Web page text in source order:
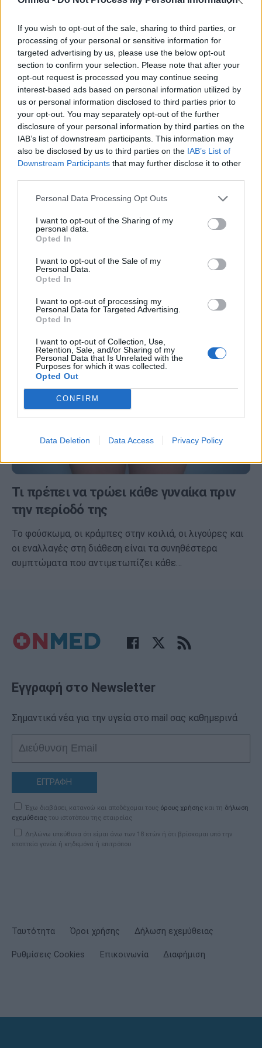
If you wish to opt-out of the sale, sharing to third parties, or
processing of your personal or sensitive information for
targeted advertising by us, please use the below opt-out
section to confirm your selection. Please note that after your
opt-out request is processed you may continue seeing
interest-based ads based on personal information utilized by
us or personal information disclosed to third parties prior to
your opt-out. You may separately opt-out of the further
disclosure of your personal information by third parties on the
IAB’s list of downstream participants. This information may
also be disclosed by us to third parties on the IAB’s List of
Downstream Participants that may further disclose it to other
Personal Data Processing Opt Outs
I want to opt-out of the Sharing of my
personal data.
Opted In
I want to opt-out of the Sale of my
Personal Data.
Opted In
I want to opt-out of processing my
Personal Data for Targeted Advertising.
Opted In
I want to opt-out of Collection, Use,
Retention, Sale, and/or Sharing of my
Personal Data that Is Unrelated with the
Purposes for which it was collected.
Opted Out
CONFIRM
Data Deletion Data Access Privacy Policy
Οι διατροφικές ανάγκες μιας γυναίκας καθορίζονται σε
σημαντικό βαθμό από το στάδιο του κύκλου στο οποίο
βρίσκεται, αφού σε κάθε…
Η νευρικότητα, οι λιγούρες, ο πονοκέφαλος και τα
της περιόδου. Αρκετές γυναίκες αντιμετωπίζουν τα…
Τι πρέπει να τρώει κάθε γυναίκα πριν
την περίοδό της
Το φούσκωμα, οι κράμπες στην κοιλιά, οι λιγούρες και
οι εναλλαγές στη διάθεση είναι τα συνηθέστερα
συμπτώματα που αντιμετωπίζει κάθε…
Εγγραφή στο Newsletter
Σημαντικά νέα για την υγεία στο mail σας καθημερινά
ΕΓΓΡΑΦΗ
Έχω διαβάσει, κατανοώ και αποδέχομαι τους όρους χρήσης και τη δήλωση
εχεμύθειας του ιστοτόπου της εταιρείας
Δηλώνω υπεύθυνα ότι είμαι άνω των 18 ετών ή ότι βρίσκομαι υπό την
εποπτεία γονέα ή κηδεμόνα ή επιτρόπου
Ταυτότητα Όροι χρήσης Δήλωση εχεμύθειας
Ρυθμίσεις Cookies Επικοινωνία Διαφήμιση